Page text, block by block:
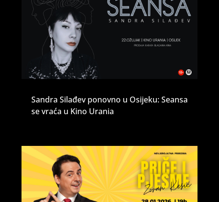
Sandra Silađev ponovno u Osijeku: Seansa
se vraća u Kino Urania